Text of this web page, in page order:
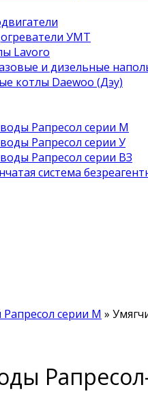
УМТ
Lavoro
и дизельные
котлы Daewoo (Дэу)
Рапресол серии М
Рапресол серии У
Рапресол серии ВЗ
система
серии М »